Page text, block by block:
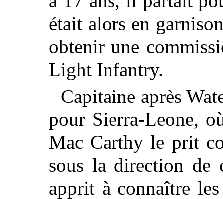
était alors en
obtenir une
Light Infantry.
Capitaine après
pour Sierra-Leone,
Mac Carthy le prit
sous la direction de
apprit à connaître